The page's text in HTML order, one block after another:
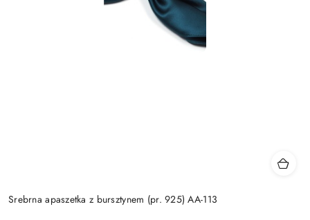
Srebrna apaszetka z bursztynem (pr. 925) AA-113